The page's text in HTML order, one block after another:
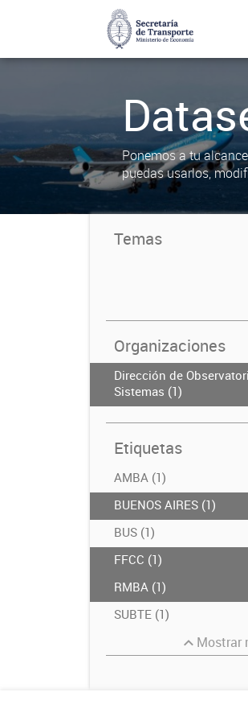
Ponemos a tu
puedas usarlos,
Temas
Organizaciones
Dirección de
Sistemas (1)
Etiquetas
AMBA (1)
BUENOS AIRES (1)
BUS (1)
FFCC (1)
RMBA (1)
SUBTE (1)
Mostrar